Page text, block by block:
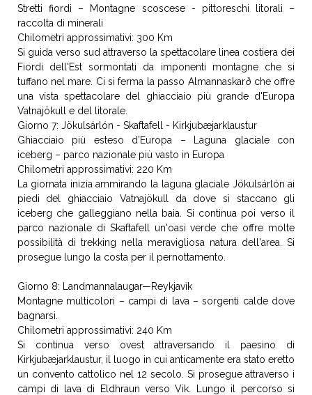
Stretti fiordi – Montagne scoscese - pittoreschi litorali –
raccolta di minerali
Chilometri approssimativi: 300 Km
Si guida verso sud attraverso la spettacolare linea costiera dei
Fiordi dell'Est sormontati da imponenti montagne che si
tuffano nel mare. Ci si ferma la passo Almannaskarð che offre
una vista spettacolare del ghiacciaio più grande d'Europa
Vatnajökull e del litorale.
Giorno 7: Jökulsárlón - Skaftafell - Kirkjubæjarklaustur
Ghiacciaio più esteso d’Europa – Laguna glaciale con
iceberg – parco nazionale più vasto in Europa
Chilometri approssimativi: 220 Km
La giornata inizia ammirando la laguna glaciale Jökulsárlón ai
piedi del ghiacciaio Vatnajökull da dove si staccano gli
iceberg che galleggiano nella baia. Si continua poi verso il
parco nazionale di Skaftafell un'oasi verde che offre molte
possibilità di trekking nella meravigliosa natura dell'area. Si
prosegue lungo la costa per il pernottamento.
Giorno 8: Landmannalaugar—Reykjavík
Montagne multicolori – campi di lava – sorgenti calde dove
bagnarsi.
Chilometri approssimativi: 240 Km
Si continua verso ovest attraversando il paesino di
Kirkjubæjarklaustur, il luogo in cui anticamente era stato eretto
un convento cattolico nel 12 secolo. Si prosegue attraverso i
campi di lava di Eldhraun verso Vik. Lungo il percorso si